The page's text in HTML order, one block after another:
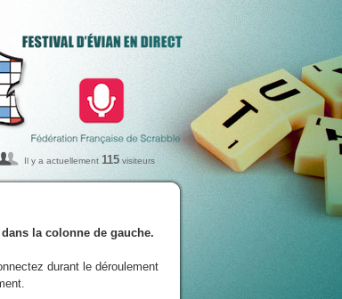
Il y a actuellement 115 visiteurs
la colonne de gauche.
durant le déroulement